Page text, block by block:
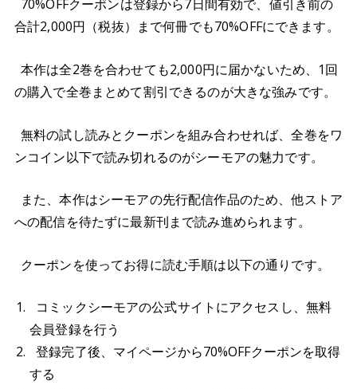
70%OFFクーポンは登録から7日間有効で、値引き前の
合計2,000円（税抜）まで何冊でも70%OFFにできます。
本作は全2巻を合わせても2,000円に届かないため、1回
の購入で全巻まとめて割引できるのが大きな強みです。
無料の試し読みとクーポンを組み合わせれば、全巻をワ
ンコイン以下で読み切れるのがシーモアの魅力です。
また、本作はシーモアの先行配信作品のため、他ストア
への配信を待たずに最新刊まで読み進められます。
クーポンを使ってお得に読む手順は以下の通りです。
コミックシーモアの公式サイトにアクセスし、無料
会員登録を行う
登録完了後、マイページから70%OFFクーポンを取得
する